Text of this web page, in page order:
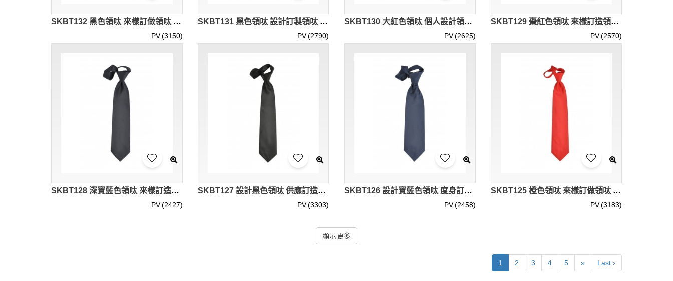
SKBT132 黑色領呔 來樣訂做領呔 領呔廠房 領呔價格
PV:(3150)
SKBT131 黑色領呔 設計訂製領呔 領呔專門店 領呔價格
PV:(2790)
SKBT130 大紅色領呔 個人設計領呔 領呔製造商 領呔價格
PV:(2625)
SKBT129 棗紅色領呔 來樣訂造領呔 領呔專營 領呔價格
PV:(2570)
SKBT128 深寶藍色領呔 來樣訂造領呔 領呔專營 領呔價格
PV:(2427)
SKBT127 設計黑色領呔 供應訂造領呔 領呔制服公司 領呔價格 領呔供應商
PV:(3303)
SKBT126 設計寶藍色領呔 度身訂造領呔 領呔製衣廠 領呔價格 領呔供應商
PV:(2458)
SKBT125 橙色領呔 來樣訂做領呔 領呔生產商 領呔價格
PV:(3183)
顯示更多
1 2 3 4 5 » Last ›